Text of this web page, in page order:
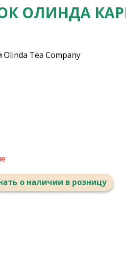
ОЛИНДА
Tea Company
о наличии в розницу